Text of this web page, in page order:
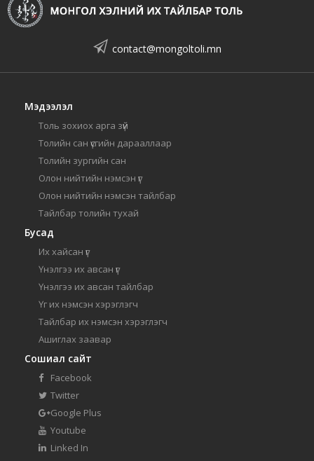
contact@mongoltoli.mn
Мэдээлэл
Толь зохиох арга зүй
Толийн сан үсгийн дарааллаар
Толийн зургийн сан
Олон нийтийн нэмсэн үг
Олон нийтийн нэмсэн тайлбар
Тайлбар толийн тухай
Бусад
Их хайсан үг
Үнэлгээ их авсан үг
Үнэлгээ их авсан тайлбар
Үг их нэмсэн хэрэглэгч
Тайлбар их нэмсэн хэрэглэгч
Ашиглах заавар
Сошиал сайт
Facebook
Twitter
Google Plus
Youtube
Linked In